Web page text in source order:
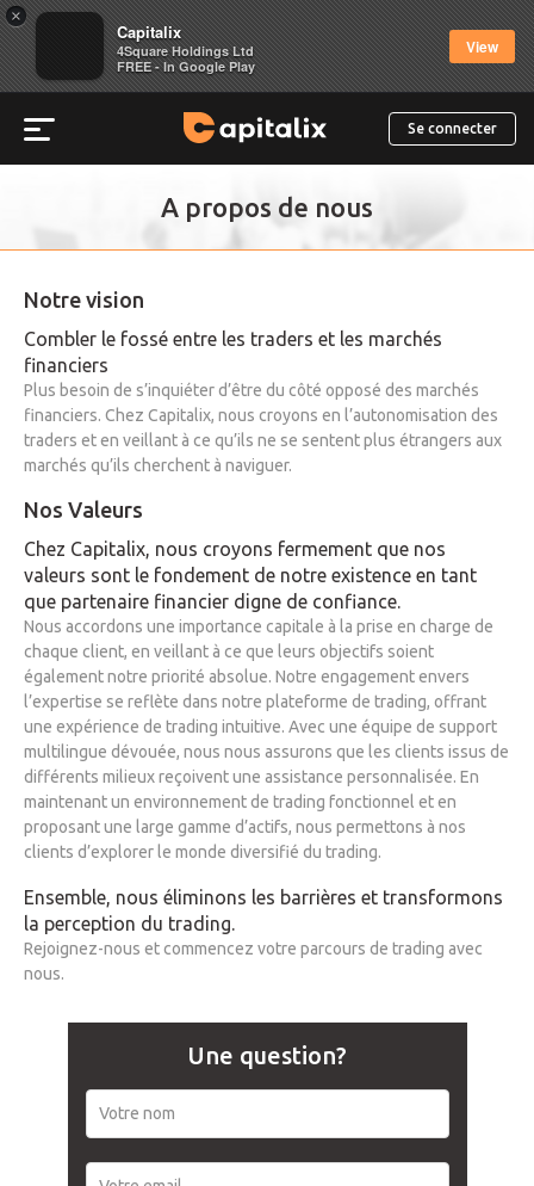
×
Capitalix
4Square Holdings Ltd
FREE - In Google Play
View
Se connecter
A propos de nous
Notre vision
Combler le fossé entre les traders et les marchés
financiers
Plus besoin de s’inquiéter d’être du côté opposé des marchés
financiers. Chez Capitalix, nous croyons en l’autonomisation des
traders et en veillant à ce qu’ils ne se sentent plus étrangers aux
marchés qu’ils cherchent à naviguer.
Nos Valeurs
Chez Capitalix, nous croyons fermement que nos
valeurs sont le fondement de notre existence en tant
que partenaire financier digne de confiance.
Nous accordons une importance capitale à la prise en charge de
chaque client, en veillant à ce que leurs objectifs soient
également notre priorité absolue. Notre engagement envers
l’expertise se reflète dans notre plateforme de trading, offrant
une expérience de trading intuitive. Avec une équipe de support
multilingue dévouée, nous nous assurons que les clients issus de
différents milieux reçoivent une assistance personnalisée. En
maintenant un environnement de trading fonctionnel et en
proposant une large gamme d’actifs, nous permettons à nos
clients d’explorer le monde diversifié du trading.
Ensemble, nous éliminons les barrières et transformons
la perception du trading.
Rejoignez-nous et commencez votre parcours de trading avec
nous.
Une question?